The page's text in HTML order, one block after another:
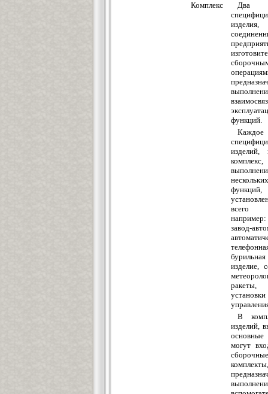
Комплекс
Два
функций.
изделий,
функций,
всего
например:
завод-
изделие,
ракеты,
В
изделий,
могут
комплекты,